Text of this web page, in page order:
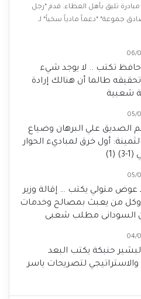
تليق بأهل العطاء. قدم *رجل
جموعة* *دعماً مادياً سخياً* لـ
06/
تكتب .. لا يوجد شيء
طالما أن هنالك إرادة
شعبية
05/
الصديق علي البرهان وضياع
أول خرق لمباديء الحوار
(1)
05/
متولي يكتب … إقالة وزير
وكل من يعبث بمصالح وخدمات
السودانى مطلب شعبى
04/
حنبكة يكتب البعد
لتصريحات ياسر